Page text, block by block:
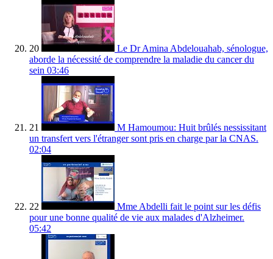
20
Le Dr Amina Abdelouahab, sénologue,
aborde la nécessité de comprendre la maladie du cancer du
sein 03:46
21
M Hamoumou: Huit brûlés nessissitant
un transfert vers l'étranger sont pris en charge par la CNAS.
02:04
22
Mme Abdelli fait le point sur les défis
pour une bonne qualité de vie aux malades d'Alzheimer.
05:42